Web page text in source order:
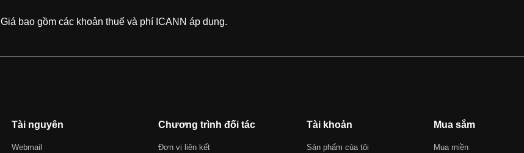
Giá bao gồm các khoản thuế và phí ICANN áp dụng.
Tài nguyên
Webmail
Chương trình đối tác
Đơn vị liên kết
Tài khoản
Sản phẩm của tôi
Mua sắm
Mua miền